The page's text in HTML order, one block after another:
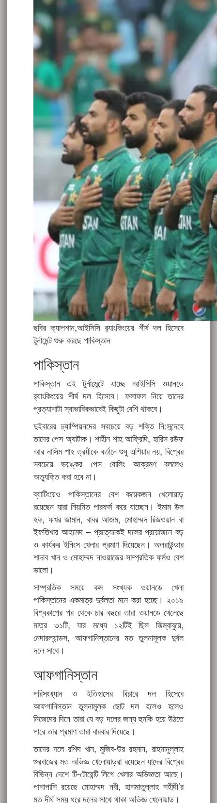
ছবির ক্যাপশান,আইসিসি র‍্যাংকিংয়ের শীর্ষ দল হিসেবে
টুর্নামেন্ট শুরু করছে পাকিস্তান
পাকিস্তান
পাকিস্তান এই টুর্নামেন্টে যাচ্ছে আইসিসি ওয়ানডে
র‍্যাংকিংয়ের শীর্ষ দল হিসেবে। ফলাফল নিয়ে তাদের
প্রত্যাশাটা স্বাভাবিকভাবেই কিছুটা বেশি থাকবে।
দুইবারের চ্যাম্পিয়নদের সবচেয়ে বড় শক্তি নি:সন্দেহে
তাদের পেস অ্যাটাক। শাহীন শাহ আফ্রিদি, হারিস রউফ
আর নাসিম শাহ ত্রয়ীকে বর্তানে শুধু এশিয়ার নয়, বিশ্বের
সবচেয়ে ভয়ঙ্কর পেস বোলিং আক্রমণ বললেও
অত্যুক্তি করা হবে না।
ব্যাটিংয়েও পাকিস্তানের বেশ কয়েকজন খেলোয়াড়
রয়েছেন যারা নিয়মিত পারফর্ম করে যাচ্ছেন। ইমাম উল
হক, ফখর জামান, বাবর আজম, মোহাম্মদ রিজওয়ান বা
ইফতিখার আহমেদ – প্রত্যেকেই দলের প্রয়োজনে বড়
ও কার্যকর ইনিংস খেলার প্রমাণ দিয়েছেন। অলরাউন্ডার
শাদাব খান ও মোহাম্মদ নাওয়াজের সাম্প্রতিক ফর্মও বেশ
ভালো।
সাম্প্রতিক সময়ে কম সংখ্যক ওয়ানডে খেলা
পাকিস্তানের একমাত্র দুর্বলতা মনে করা হচ্ছে। ২০১৯
বিশ্বকাপের পর থেকে চার বছরে তারা ওয়ানডে খেলেছে
মাত্র ৩১টি, যার মধ্যে ১২টিই ছিল জিম্বাবুয়ে,
নেদারল্যান্ডস, আফগানিস্তানের মত তুলনামূলক দুর্বল
দলে সাথে।
আফগানিস্তান
পরিসংখ্যান ও ইতিহাসের বিচারে দল হিসেবে
আফগানিস্তান তুলনামূলক ছোট দল হলেও হলেও
নিজেদের দিনে তারা যে বড় দলের জন্য হুমকি হয়ে উঠতে
পারে তার প্রমাণ তারা বারবার দিয়েছে।
তাদের দলে রশিদ খান, মুজিব-উর রহমান, রাহমানুল্লাহ
গুরবাজের মত অভিজ্ঞ খেলোয়াড়রা রয়েছেন যাদের বিশ্বের
বিভিন্ন দেশে টি-টোয়েন্টি লিগে খেলার অভিজ্ঞতা আছে।
পাশাপাশি রয়েছে মোহাম্মদ নবী, হাশমাতুল্লাহ শহীদী’র
মত দীর্ঘ সময় ধরে দলের সাথে থাকা অভিজ্ঞ খেলোয়াড়।